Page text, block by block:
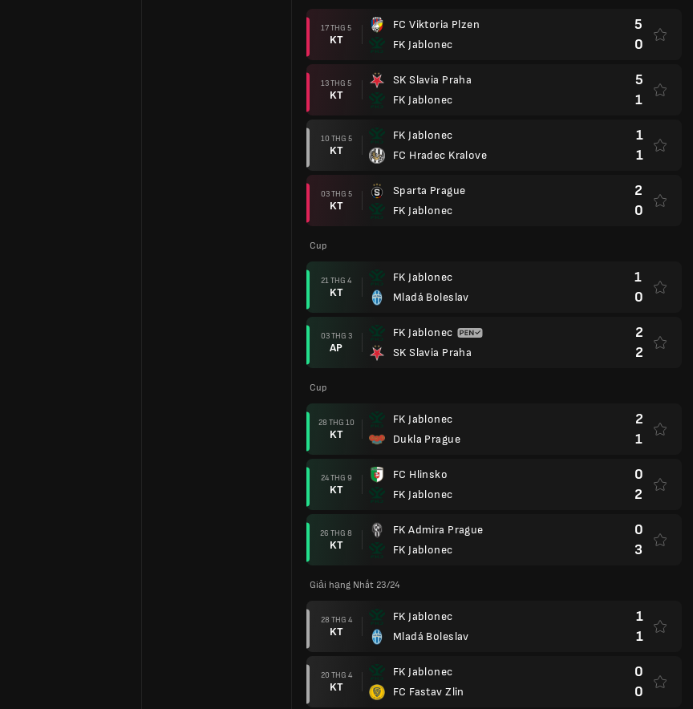
17 THG 5
KT
FC Viktoria Plzen
FK Jablonec
5
0
13 THG 5
KT
SK Slavia Praha
FK Jablonec
5
1
10 THG 5
KT
FK Jablonec
FC Hradec Kralove
1
1
03 THG 5
KT
Sparta Prague
FK Jablonec
2
0
Cup
21 THG 4
KT
FK Jablonec
Mladá Boleslav
1
0
03 THG 3
AP
FK Jablonec
SK Slavia Praha
2
2
Cup
28 THG 10
KT
FK Jablonec
Dukla Prague
2
1
24 THG 9
KT
FC Hlinsko
FK Jablonec
0
2
26 THG 8
KT
FK Admira Prague
FK Jablonec
0
3
Giải hạng Nhất 23/24
28 THG 4
KT
FK Jablonec
Mladá Boleslav
1
1
20 THG 4
KT
FK Jablonec
FC Fastav Zlin
0
0